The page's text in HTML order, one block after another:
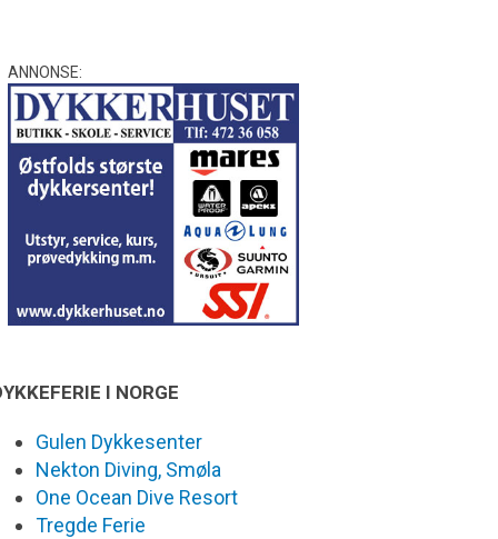
ANNONSE:
I NORGE
Gulen Dykkesenter
Nekton Diving, Smøla
One Ocean Dive Resort
Tregde Ferie